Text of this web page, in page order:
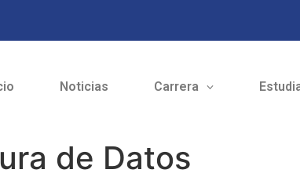
Noticias Carrera
de Datos